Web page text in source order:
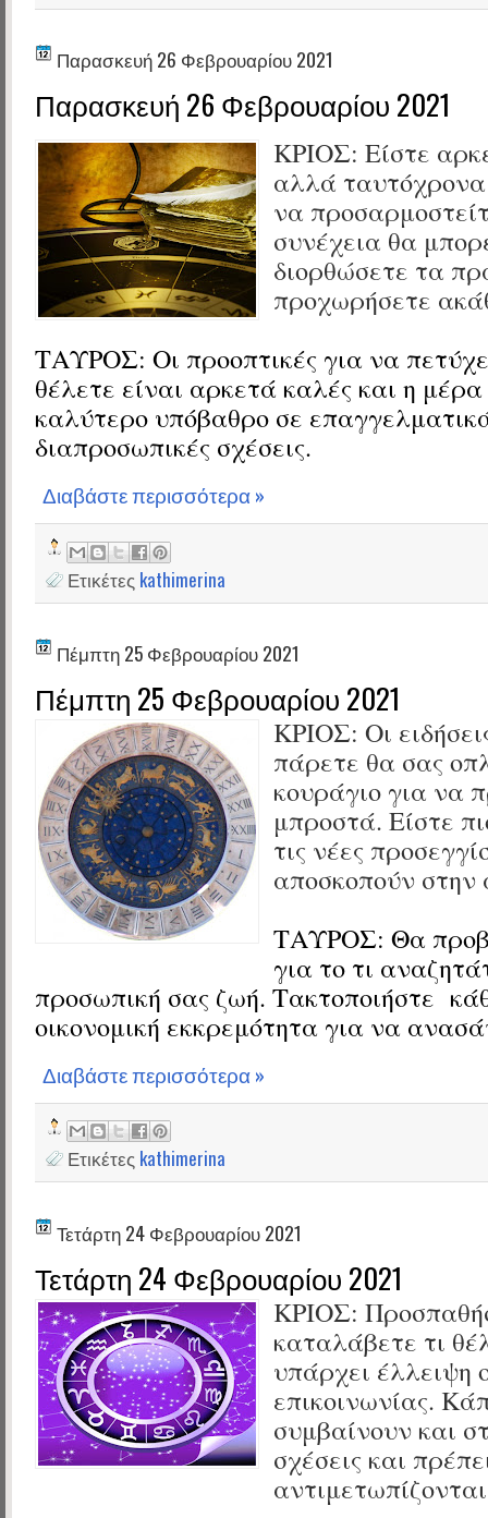
Παρασκευή 26 Φεβρουαρίου 2021
Παρασκευή 26 Φεβρουαρίου 2021
ΚΡΙΟΣ: Είστε
αλλά
να
συνέχεια θα
διορθώσετε τα
προχωρήσετε
ΤΑΥΡΟΣ: Οι προοπτικές για να
θέλετε είναι αρκετά καλές και η
καλύτερο υπόβαθρο σε
διαπροσωπικές σχέσεις.
Διαβάστε περισσότερα »
Ετικέτες kathimerina
Πέμπτη 25 Φεβρουαρίου 2021
Πέμπτη 25 Φεβρουαρίου 2021
ΚΡΙΟΣ: Οι
πάρετε θα σας
κουράγιο για να
μπροστά. Είστε
τις νέες
αποσκοπούν
ΤΑΥΡΟΣ: Θα
για το τι
προσωπική σας ζωή. Τακτοποιήστε
οικονομική εκκρεμότητα για να
Διαβάστε περισσότερα »
Ετικέτες kathimerina
Τετάρτη 24 Φεβρουαρίου 2021
Τετάρτη 24 Φεβρουαρίου 2021
ΚΡΙΟΣ:
καταλάβετε τι
υπάρχει έλλειψη
επικοινωνίας.
συμβαίνουν και
σχέσεις και